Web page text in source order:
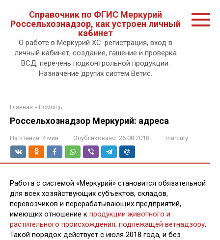
контенту.
Справочник по ФГИС Меркурий
Россельхознадзор, как устроен личный
кабинет
О работе в Меркурий ХС: регистрация, вход в
личный кабинет, создание, гашение и проверка
ВСД, перечень подконтрольной продукции.
Назначение других систем Ветис.
Главная » Помощь
Россельхознадзор Меркурий: адреса
На чтение: 4 мин Опубликовано: 26.08.2018 mercury
Работа с системой «Меркурий» становится обязательной
для всех хозяйствующих субъектов, складов,
перевозчиков и перерабатывающих предприятий,
имеющих отношение к продукции животного и
растительного происхождения, подлежащей ветнадзору.
Такой порядок действует с июля 2018 года, и без